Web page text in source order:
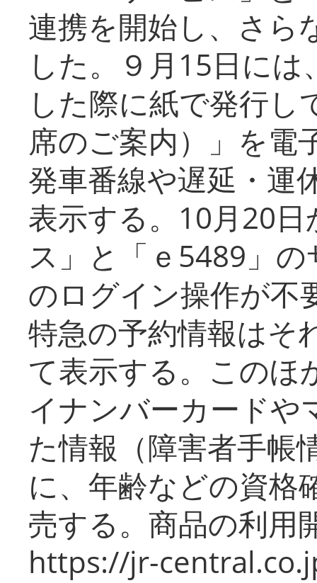
連携を開始し、さら
した。９月15日に
した際に紙で発行し
席のご案内）」を電
発車番線や遅延・運
表示する。10月20
ス」と「ｅ5489」
のログイン操作が不
特急の予約情報はそ
て表示する。このほ
イナンバーカードや
た情報（障害者手帳
に、年齢などの資格
売する。商品の利用
https://jr-